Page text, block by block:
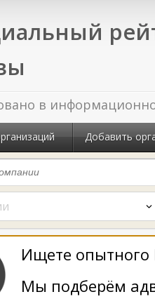
в
Добавить
Ищете опытного
Мы подберём